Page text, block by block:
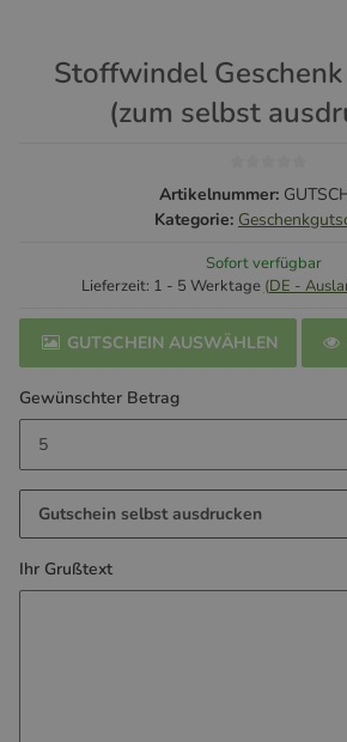
Stoffwindel
(zum selbst
Artikelnummer:
Kategorie:
Sofort verfügbar
Lieferzeit: 1 - 5 Werktage (DE -
GUTSCHEIN AUSWÄHLEN
Gewünschter Betrag
Gutschein selbst ausdrucken
Ihr Grußtext